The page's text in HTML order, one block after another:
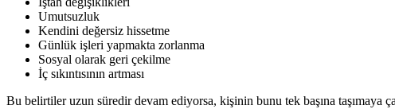
Umutsuzluk
Kendini değersiz hissetme
Günlük işleri yapmakta zorlanma
Sosyal olarak geri çekilme
İç sıkıntısının artması
Bu belirtiler uzun süredir devam ediyorsa, kişinin bunu tek başına taşımaya